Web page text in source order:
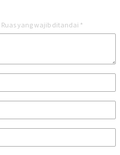
Ruas yang wajib ditandai *